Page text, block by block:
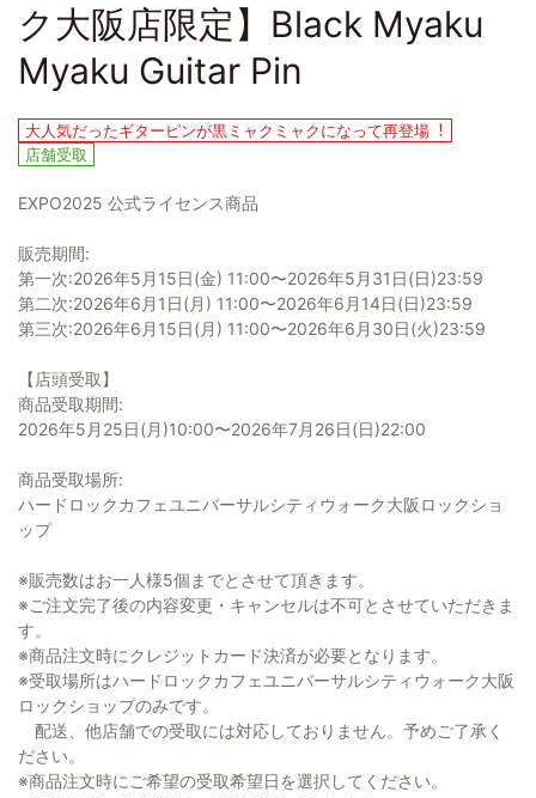
ク大阪店限定】Black Myaku
Myaku Guitar Pin
大人気だったギターピンが黒ミャクミャクになって再登場︕
店舗受取
EXPO2025 公式ライセンス商品
販売期間:
第一次:2026年5⽉15⽇(金) 11:00〜2026年5⽉31⽇(日)23:59
第二次:2026年6⽉1⽇(月) 11:00〜2026年6⽉14⽇(日)23:59
第三次:2026年6⽉15⽇(月) 11:00〜2026年6⽉30⽇(火)23:59
【店頭受取】
商品受取期間:
2026年5⽉25⽇(⽉)10:00〜2026年7⽉26⽇(日)22:00
商品受取場所:
ハードロックカフェユニバーサルシティウォーク大阪ロックショ
ップ
※販売数はお⼀⼈様5個までとさせて頂きます。
※ご注⽂完了後の内容変更・キャンセルは不可とさせていただきま
す。
※商品注⽂時にクレジットカード決済が必要となります。
※受取場所はハードロックカフェユニバーサルシティウォーク大阪
ロックショップのみです。
配送、他店舗での受取には対応しておりません。予めご了承く
ださい。
※商品注⽂時にご希望の受取希望日を選択してください。